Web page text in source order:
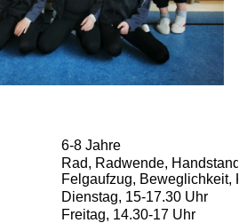
6-8 Jahre
Rad, Radwende,
Felgaufzug, Beweglichkeit,
Dienstag, 15-17.30 Uhr
Freitag, 14.30-17 Uhr